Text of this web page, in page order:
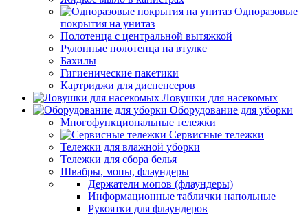
Одноразовые
покрытия на унитаз
Полотенца с центральной вытяжкой
Рулонные полотенца на втулке
Бахилы
Гигиенические пакетики
Картриджи для диспенсеров
Ловушки для насекомых
Оборудование для уборки
Многофункциональные тележки
Сервисные тележки
Тележки для влажной уборки
Тележки для сбора белья
Швабры, мопы, флаундеры
Держатели мопов (флаундеры)
Информационные таблички напольные
Рукоятки для флаундеров